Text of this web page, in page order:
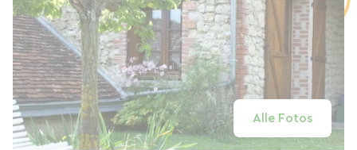
Alle Fotos